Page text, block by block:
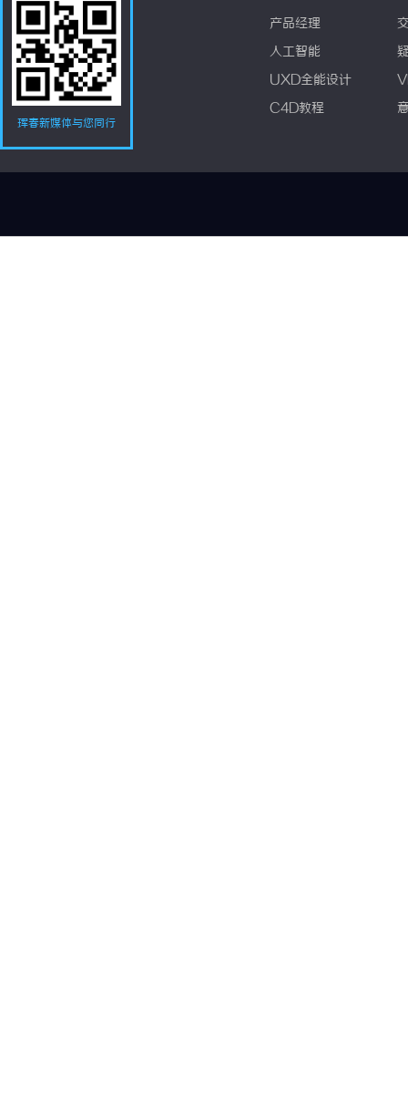
珲春新媒体与您同行
产品经理
人工智能
UXD全能设计
C4D教程